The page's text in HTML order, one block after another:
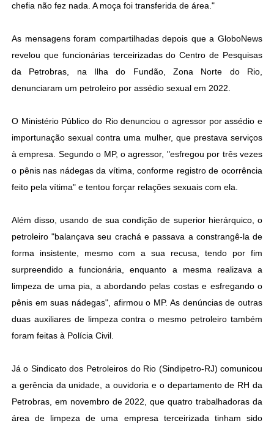
chefia não fez nada. A moça foi transferida de área."
As mensagens foram compartilhadas depois que a GloboNews
revelou que funcionárias terceirizadas do Centro de Pesquisas
da Petrobras, na Ilha do Fundão, Zona Norte do Rio,
denunciaram um petroleiro por assédio sexual em 2022.
O Ministério Público do Rio denunciou o agressor por assédio e
importunação sexual contra uma mulher, que prestava serviços
à empresa. Segundo o MP, o agressor, "esfregou por três vezes
o pênis nas nádegas da vítima, conforme registro de ocorrência
feito pela vítima" e tentou forçar relações sexuais com ela.
Além disso, usando de sua condição de superior hierárquico, o
petroleiro "balançava seu crachá e passava a constrangê-la de
forma insistente, mesmo com a sua recusa, tendo por fim
surpreendido a funcionária, enquanto a mesma realizava a
limpeza de uma pia, a abordando pelas costas e esfregando o
pênis em suas nádegas", afirmou o MP. As denúncias de outras
duas auxiliares de limpeza contra o mesmo petroleiro também
foram feitas à Polícia Civil.
Já o Sindicato dos Petroleiros do Rio (Sindipetro-RJ) comunicou
a gerência da unidade, a ouvidoria e o departamento de RH da
Petrobras, em novembro de 2022, que quatro trabalhadoras da
área de limpeza de uma empresa terceirizada tinham sido